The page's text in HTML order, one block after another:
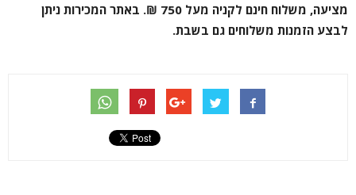
מציעה, משלוח חינם לקניה מעל 750 ₪. באתר המכירות ניתן
לבצע הזמנות משלוחים גם בשבת.